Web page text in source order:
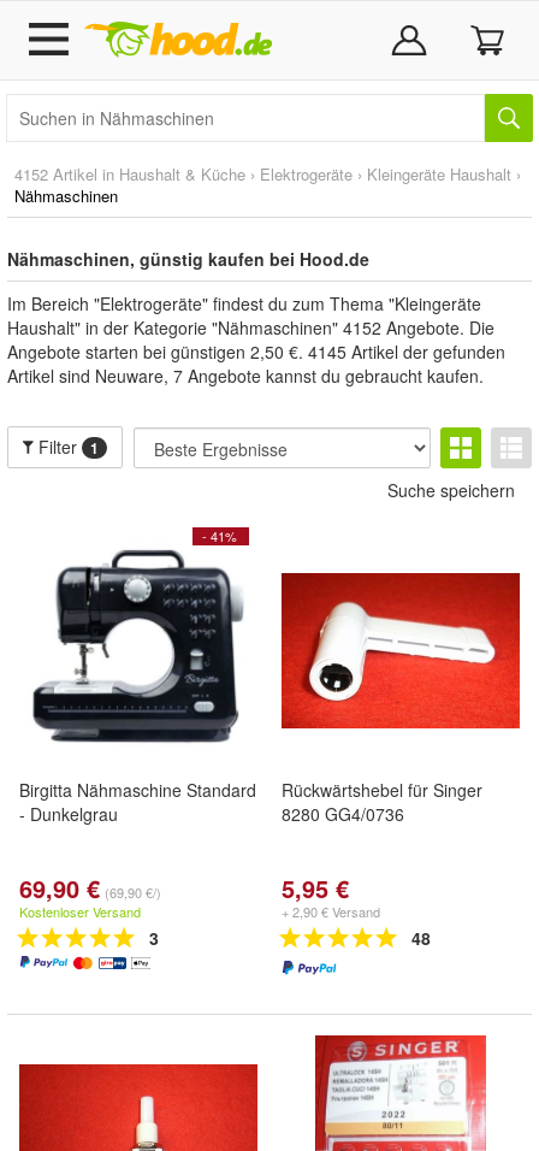
4152 Artikel in Haushalt & Küche › Elektrogeräte › Kleingeräte Haushalt ›
Nähmaschinen
Nähmaschinen, günstig kaufen bei Hood.de
Im Bereich "Elektrogeräte" findest du zum Thema "Kleingeräte
Haushalt" in der Kategorie "Nähmaschinen" 4152 Angebote. Die
Angebote starten bei günstigen 2,50 €. 4145 Artikel der gefunden
Artikel sind Neuware, 7 Angebote kannst du gebraucht kaufen.
Filter 1
Suche speichern
- 41%
Birgitta Nähmaschine Standard
- Dunkelgrau
69,90 € (69,90 €/)
Kostenloser Versand
3
Rückwärtshebel für Singer
8280 GG4/0736
5,95 €
+ 2,90 € Versand
48